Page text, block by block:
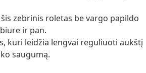
zebrinis roletas be vargo papildo
ir pan.
kuri leidžia lengvai reguliuoti aukštį
saugumą.